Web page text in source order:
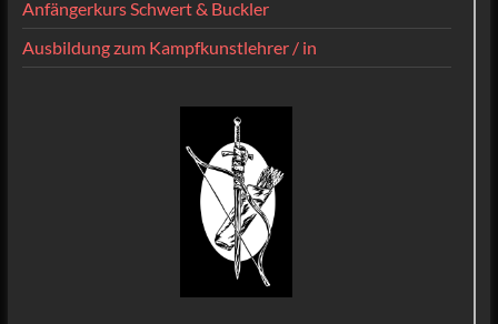
Anfängerkurs Schwert & Buckler
Ausbildung zum Kampfkunstlehrer / in